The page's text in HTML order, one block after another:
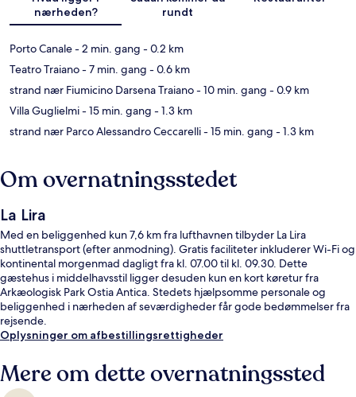
nærheden?
rundt
Porto Canale- 2 min. gang - 0.2 km
Teatro Traiano- 7 min. gang - 0.6 km
strand nær Fiumicino Darsena Traiano- 10 min. gang - 0.9 km
Villa Guglielmi- 15 min. gang - 1.3 km
strand nær Parco Alessandro Ceccarelli- 15 min. gang - 1.3 km
Om overnatningsstedet
La Lira
Med en beliggenhed kun 7,6 km fra lufthavnen tilbyder La Lira
shuttletransport (efter anmodning). Gratis faciliteter inkluderer Wi-Fi og
kontinental morgenmad dagligt fra kl. 07.00 til kl. 09.30. Dette
gæstehus i middelhavsstil ligger desuden kun en kort køretur fra
Arkæologisk Park Ostia Antica. Stedets hjælpsomme personale og
beliggenhed i nærheden af seværdigheder får gode bedømmelser fra
rejsende.
Oplysninger om afbestillingsrettigheder
Mere om dette overnatningssted